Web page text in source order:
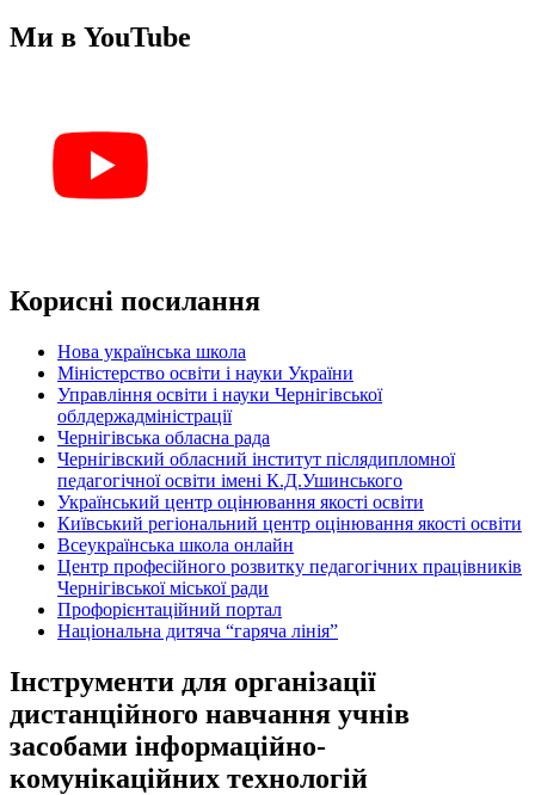
Ми в YouTube
Корисні посилання
Нова українська школа
Міністерство освіти і науки України
Управління освіти і науки Чернігівської
облдержадміністрації
Чернігівська обласна рада
Чернігівский обласний інститут післядипломної
педагогічної освіти імені К.Д.Ушинського
Український центр оцінювання якості освіти
Київський регіональний центр оцінювання якості освіти
Всеукраїнська школа онлайн
Центр професійного розвитку педагогічних працівників
Чернігівської міської ради
Профорієнтаційний портал
Національна дитяча “гаряча лінія”
Інструменти для організації
дистанційного навчання учнів
засобами інформаційно-
комунікаційних технологій